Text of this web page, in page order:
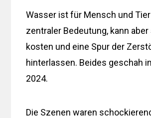
Wasser ist für Mensch und
zentraler Bedeutung, kann aber
kosten und eine Spur der
hinterlassen. Beides geschah
2024.
Die Szenen waren